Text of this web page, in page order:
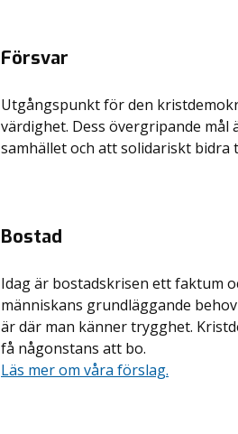
Försvar
Utgångspunkt för den
värdighet. Dess övergripande
samhället och att solidariskt bidra
Bostad
Idag är bostadskrisen ett faktum
människans grundläggande
är där man känner trygghet.
få någonstans att bo.
Läs mer om våra förslag.